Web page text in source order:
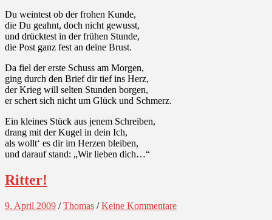
Du weintest ob der frohen Kunde,
die Du geahnt, doch nicht gewusst,
und drücktest in der frühen Stunde,
die Post ganz fest an deine Brust.
Da fiel der erste Schuss am Morgen,
ging durch den Brief dir tief ins Herz,
der Krieg will selten Stunden borgen,
er schert sich nicht um Glück und Schmerz.
Ein kleines Stück aus jenem Schreiben,
drang mit der Kugel in dein Ich,
als wollt‘ es dir im Herzen bleiben,
und darauf stand: „Wir lieben dich…“
Ritter!
9. April 2009 /Thomas /Keine Kommentare